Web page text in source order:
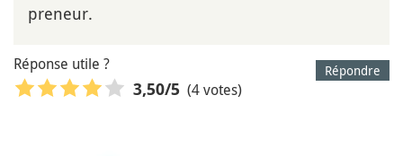
preneur.
Répondre
Réponse utile ?
3,50/5 (4 votes)